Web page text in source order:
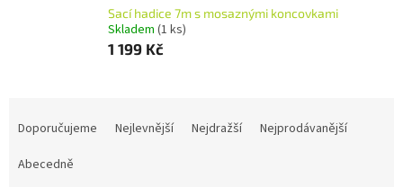
Sací hadice 7m s mosaznými koncovkami
Skladem (1 ks)
1 199 Kč
Doporučujeme Nejlevnější Nejdražší
Nejprodávanější
Abecedně